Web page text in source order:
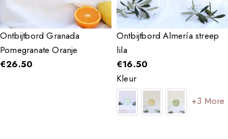
Ontbijtbord Granada
Pomegranate Oranje
€26.50
Ontbijtbord Almería streep
lila
€16.50
Kleur
+3 More